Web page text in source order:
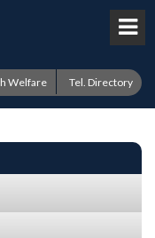
Welfare Tel. Directory